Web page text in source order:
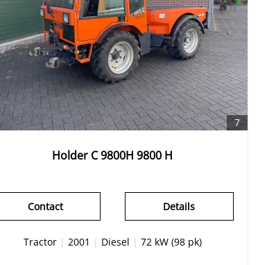
7
Holder C 9800H 9800 H
Details
Contact
Tractor| 2001 | Diesel | 72 kW (98 pk)